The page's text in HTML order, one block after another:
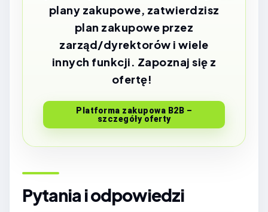
plany zakupowe, zatwierdzisz
plan zakupowe przez
zarząd/dyrektorów i wiele
innych funkcji. Zapoznaj się z
ofertę!
Platforma zakupowa B2B –
szczegóły oferty
Pytania i odpowiedzi